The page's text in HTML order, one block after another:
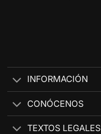
INFORMACIÓN
CONÓCENOS
TEXTOS LEGALES